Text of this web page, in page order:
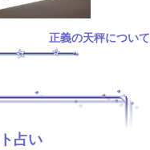
正義の天秤について
占い